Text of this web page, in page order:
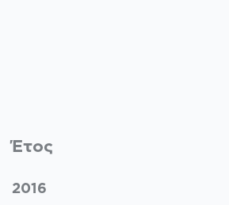
Έτος
2016